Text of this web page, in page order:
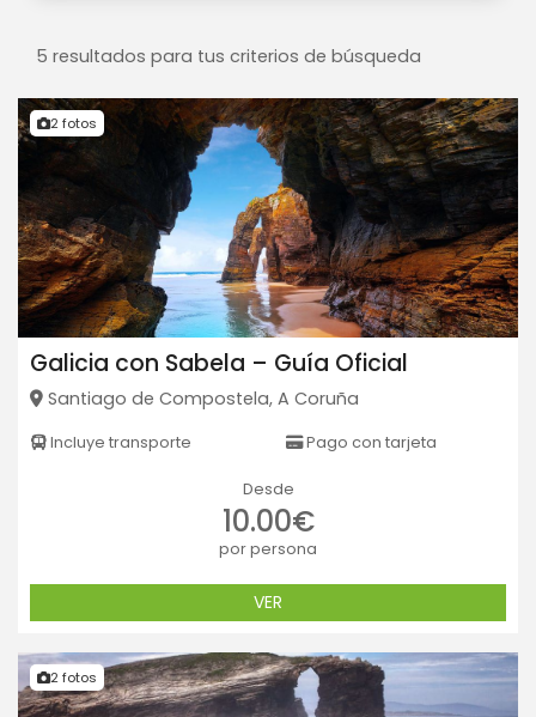
5 resultados para tus criterios de búsqueda
2 fotos
Galicia con Sabela – Guía Oficial
Santiago de Compostela, A Coruña
Incluye transporte Pago con tarjeta
Desde
10.00€
por persona
VER
2 fotos